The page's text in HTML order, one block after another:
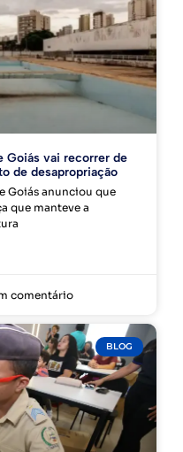
Goiás vai recorrer de
de desapropriação
Goiás anunciou que
que manteve a
comentário
BLOG